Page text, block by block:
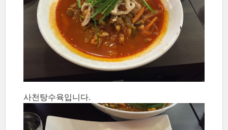
사천탕수육입니다.